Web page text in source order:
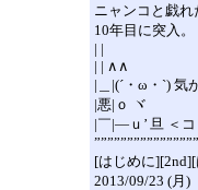
ニャンコと戯れ
10年目に突入。
| |
| | ∧∧
|＿|(´・ω・`) 気
|悪|ｏ ヾ
|￣|―ｕ’ 旦 ＜コ
””””””””””””””””
[はじめに
2013/09/23 (月)